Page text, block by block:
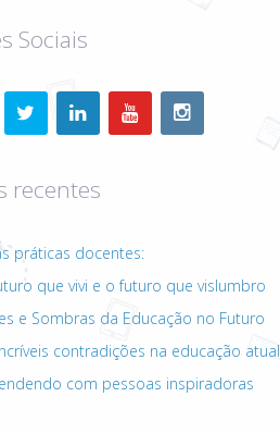
Sociais
recentes
práticas docentes:
que vivi e o futuro que vislumbro
e Sombras da Educação no Futuro
contradições na educação atual
com pessoas inspiradoras